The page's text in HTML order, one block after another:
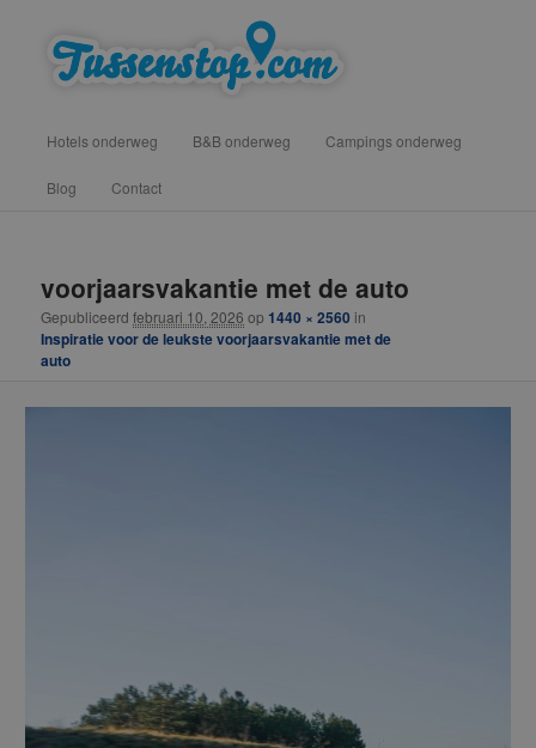
vind hotels, campings en b&b onderweg voor een tussenstop
Hotels onderweg B&B onderweg Campings onderweg
Blog Contact
voorjaarsvakantie met de auto
Gepubliceerdfebruari 10, 2026 op 1440 × 2560 in
Inspiratie voor de leukste voorjaarsvakantie met de
auto